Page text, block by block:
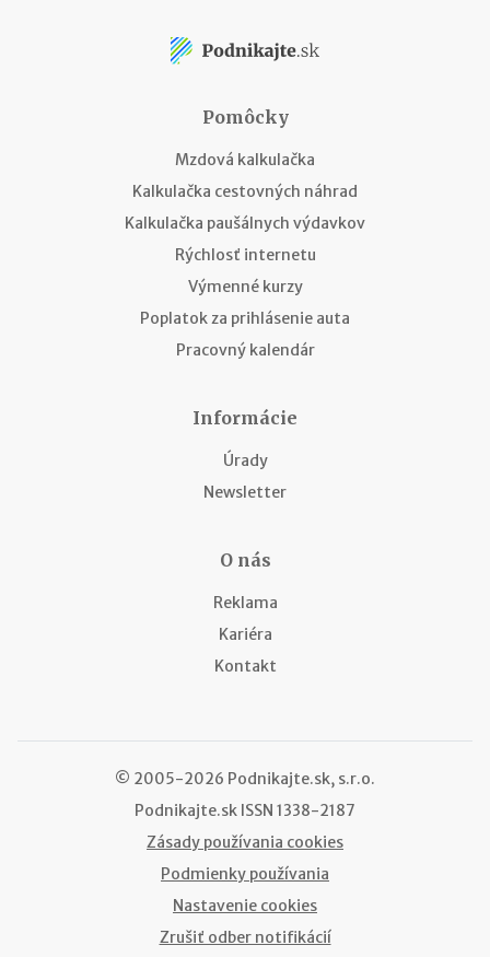
Pomôcky
Mzdová kalkulačka
Kalkulačka cestovných náhrad
Kalkulačka paušálnych výdavkov
Rýchlosť internetu
Výmenné kurzy
Poplatok za prihlásenie auta
Pracovný kalendár
Informácie
Úrady
Newsletter
O nás
Reklama
Kariéra
Kontakt
© 2005-2026 Podnikajte.sk, s.r.o.
Podnikajte.sk ISSN 1338-2187
Zásady používania cookies
Podmienky používania
Nastavenie cookies
Zrušiť odber notifikácií